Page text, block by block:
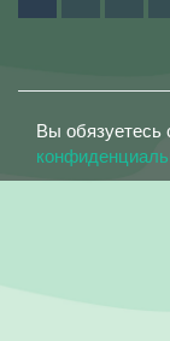
Вы обязуетесь